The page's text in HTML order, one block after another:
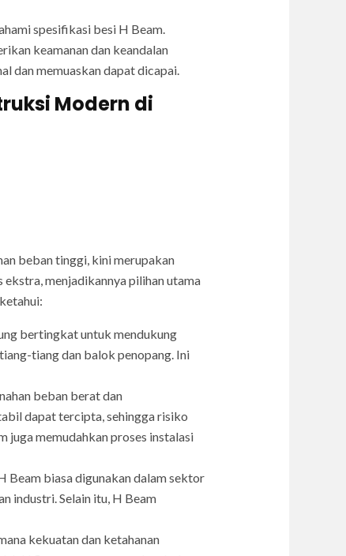
spesifikasi besi H Beam.
keamanan dan keandalan
dan memuaskan dapat dicapai.
Modern di
beban tinggi, kini merupakan
menjadikannya pilihan utama
bertingkat untuk mendukung
tiang dan balok penopang. Ini
beban berat dan
dapat tercipta, sehingga risiko
juga memudahkan proses instalasi
Beam biasa digunakan dalam sektor
industri. Selain itu, H Beam
kekuatan dan ketahanan